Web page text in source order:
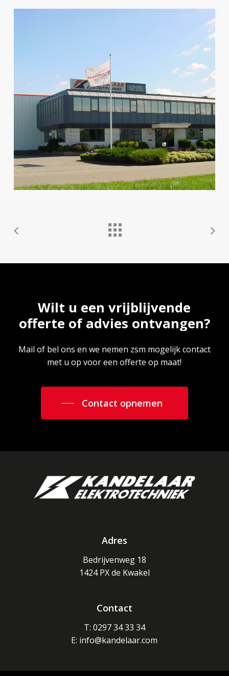
Wilt u een vrijblijvende
offerte of advies ontvangen?
Mail of bel ons en we nemen zsm mogelijk contact
met u op voor een offerte op maat!
Contact opnemen
Adres
Bedrijvenweg 18
1424 PX de Kwakel
Contact
T: 0297 34 33 34
E: info@kandelaar.com